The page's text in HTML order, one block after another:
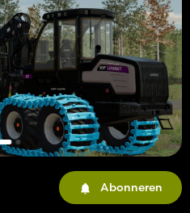
Abonneren